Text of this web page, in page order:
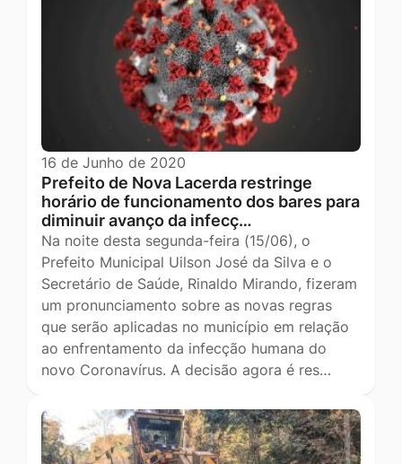
16 de Junho de 2020
Prefeito de Nova Lacerda restringe
horário de funcionamento dos bares para
diminuir avanço da infecç…
Na noite desta segunda-feira (15/06), o
Prefeito Municipal Uilson José da Silva e o
Secretário de Saúde, Rinaldo Mirando, fizeram
um pronunciamento sobre as novas regras
que serão aplicadas no município em relação
ao enfrentamento da infecção humana do
novo Coronavírus. A decisão agora é res…